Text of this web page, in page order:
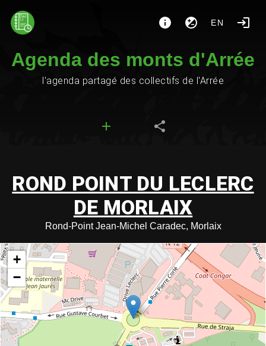
EN
Agenda des monts d'Arrée
l'agenda partagé des collectifs de l'Arrée
ROND POINT DU LECLERC
DE MORLAIX
Rond-Point Jean-Michel Caradec, Morlaix
+
−